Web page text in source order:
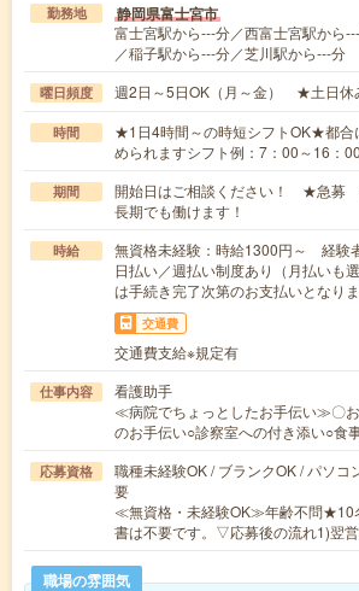
勤務地 静岡県富士宮市
富士宮駅から---分／西富士宮駅から
／稲子駅から---分／芝川駅から---分
曜日頻度 週2日～5日OK（月～金） ★土日休
時間
★1日4時間～の時短シフトOK★都合
められますシフト例：7：00～16：
期間
開始日はご相談ください！ ★急募
長期でも働けます！
時給
無資格未経験：時給1300円～ 経
日払い／週払い制度あり（月払いも
は手続き完了次第のお支払いとなりま
交通費
交通費支給※規定有
仕事内容
看護助手
≪病院でちょっとしたお手伝い≫〇
のお手伝い○診察室への付き添い○食
応募資格
職種未経験OK / ブランクOK / パソコ
要
≪無資格・未経験OK≫年齢不問★10
書は不要です。▽応募後の流れ1)翌
職場の雰囲気